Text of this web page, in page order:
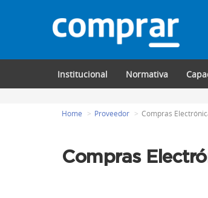
Institucional Normativa
Home Proveedor Compras
Compras